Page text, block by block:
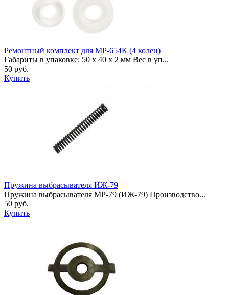
Ремонтный комплект для МР-654К (4 колец)
Габариты в упаковке: 50 x 40 x 2 мм Вес в уп...
50 руб.
Купить
Пружина выбрасывателя ИЖ-79
Пружина выбрасывателя МР-79 (ИЖ-79) Производство...
50 руб.
Купить